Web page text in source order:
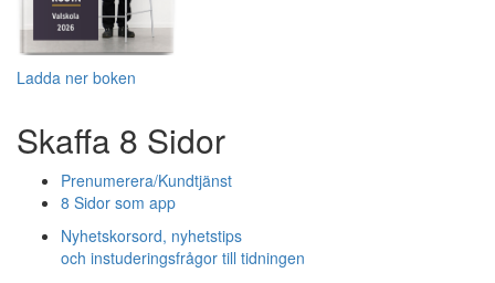
Ladda ner boken
Skaffa 8 Sidor
Prenumerera/Kundtjänst
8 Sidor som app
Nyhetskorsord, nyhetstips
och instuderingsfrågor till tidningen